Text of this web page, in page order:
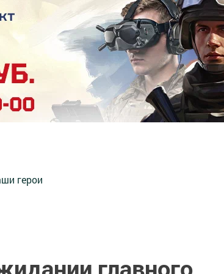
герои
главного